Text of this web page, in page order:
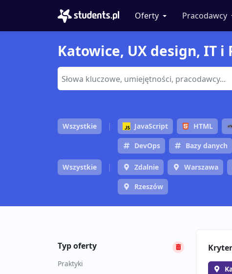
Oferty Pracodawcy
Katowice, UX design, IT
Wszystkie JavaScript HTML
DevOps Bazy danych
Wszystkie Zdalnie Warszawa
Rzeszów
Typ oferty
Praktyki